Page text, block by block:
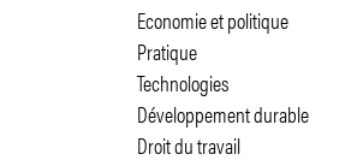
Economie et politique
Pratique
Technologies
Développement durable
Droit du travail